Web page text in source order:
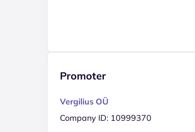
Promoter
Vergilius OÜ
Company ID: 10999370